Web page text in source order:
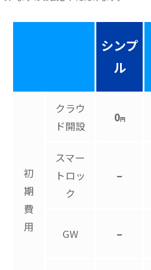
シンプ
ル
初
期
費
用
クラウ
ド開設
0円
スマー
トロッ
ク
–
GW –